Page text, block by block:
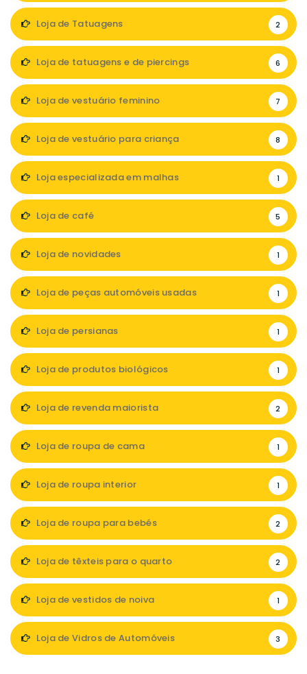
Loja de Tatuagens 2
Loja de tatuagens e de piercings 6
Loja de vestuário feminino 7
Loja de vestuário para criança 8
Loja especializada em malhas 1
Loja de café 5
Loja de novidades 1
Loja de peças automóveis usadas 1
Loja de persianas 1
Loja de produtos biológicos 1
Loja de revenda maiorista 2
Loja de roupa de cama 1
Loja de roupa interior 1
Loja de roupa para bebés 2
Loja de têxteis para o quarto 2
Loja de vestidos de noiva 1
Loja de Vidros de Automóveis 3